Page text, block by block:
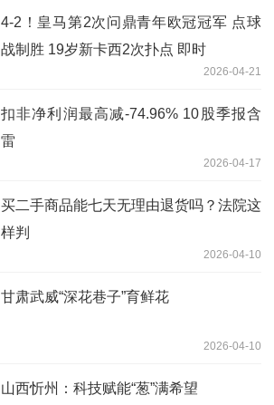
4-2！皇马第2次问鼎青年欧冠冠军 点球
战制胜 19岁新卡西2次扑点 即时
2026-04-21
扣非净利润最高减-74.96% 10股季报含
雷
2026-04-17
买二手商品能七天无理由退货吗？法院这
样判
2026-04-10
甘肃武威“深花巷子”育鲜花
2026-04-10
山西忻州：科技赋能“葱”满希望